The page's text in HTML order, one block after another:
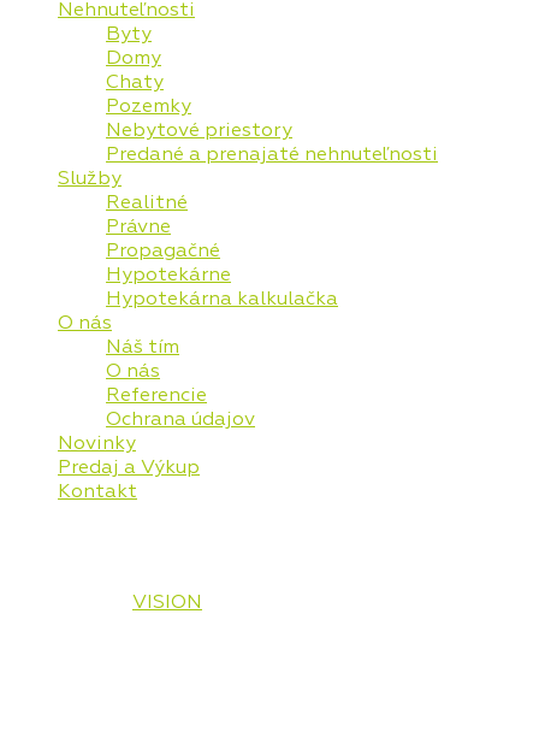
Nehnuteľnosti
Byty
Domy
Chaty
Pozemky
Nebytové priestory
Predané a prenajaté nehnuteľnosti
Služby
Realitné
Právne
Propagačné
Hypotekárne
Hypotekárna kalkulačka
O nás
Náš tím
O nás
Referencie
Ochrana údajov
Novinky
Predaj a Výkup
Kontakt
VISION